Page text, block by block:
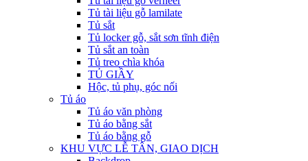
Tủ tài liệu gỗ lamilate
Tủ sắt
Tủ locker gỗ, sắt sơn tĩnh điện
Tủ sắt an toàn
Tủ treo chìa khóa
TỦ GIẦY
Hộc, tủ phụ, góc nối
Tủ áo
Tủ áo văn phòng
Tủ áo bằng sắt
Tủ áo bằng gỗ
KHU VỰC LỄ TÂN, GIAO DỊCH